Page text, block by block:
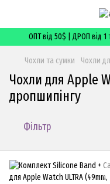
ОПТ від 50$ | ДРОП від
Чохли та сумки Чохли
Чохли для Apple
дропшипінгу
Фільтр